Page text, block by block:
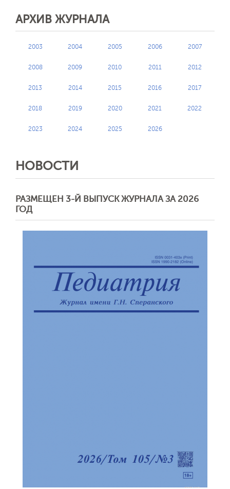
АРХИВ ЖУРНАЛА
2003 2004 2005 2006 2007
2008 2009 2010 2011 2012
2013 2014 2015 2016 2017
2018 2019 2020 2021 2022
2023 2024 2025 2026
НОВОСТИ
РАЗМЕЩЕН 3-Й ВЫПУСК ЖУРНАЛА ЗА 2026
ГОД